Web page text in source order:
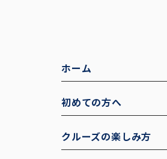
ホーム
初めての方へ
クルーズの楽しみ方